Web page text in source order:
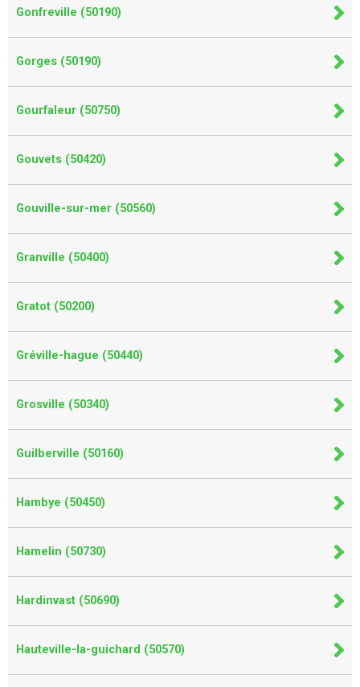
Gonfreville (50190)
Gorges (50190)
Gourfaleur (50750)
Gouvets (50420)
Gouville-sur-mer (50560)
Granville (50400)
Gratot (50200)
Gréville-hague (50440)
Grosville (50340)
Guilberville (50160)
Hambye (50450)
Hamelin (50730)
Hardinvast (50690)
Hauteville-la-guichard (50570)